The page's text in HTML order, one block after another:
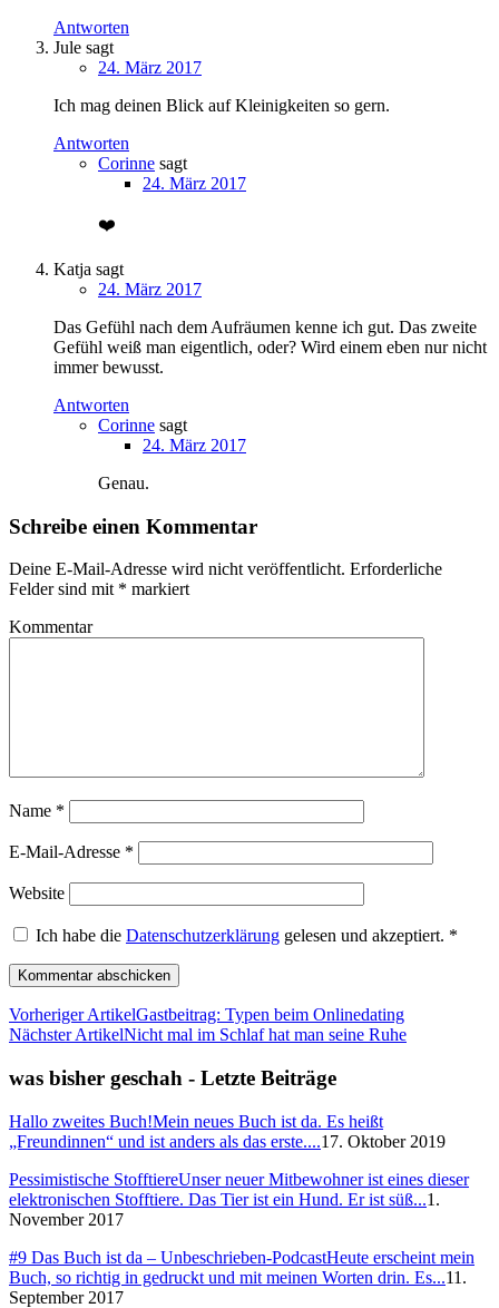
Antworten
Jule sagt
24. März 2017
Ich mag deinen Blick auf Kleinigkeiten so gern.
Antworten
Corinne sagt
24. März 2017
❤️
Katja sagt
24. März 2017
Das Gefühl nach dem Aufräumen kenne ich gut. Das zweite
Gefühl weiß man eigentlich, oder? Wird einem eben nur nicht
immer bewusst.
Antworten
Corinne sagt
24. März 2017
Genau.
Schreibe einen Kommentar
Deine E-Mail-Adresse wird nicht veröffentlicht. Erforderliche
Felder sind mit * markiert
Kommentar
Name *
E-Mail-Adresse *
Website
Ich habe die Datenschutzerklärung gelesen und akzeptiert. *
Vorheriger ArtikelGastbeitrag: Typen beim Onlinedating
Nächster ArtikelNicht mal im Schlaf hat man seine Ruhe
was bisher geschah - Letzte Beiträge
Hallo zweites Buch!Mein neues Buch ist da. Es heißt
„Freundinnen“ und ist anders als das erste....17. Oktober 2019
Pessimistische StofftiereUnser neuer Mitbewohner ist eines dieser
elektronischen Stofftiere. Das Tier ist ein Hund. Er ist süß...1.
November 2017
#9 Das Buch ist da – Unbeschrieben-PodcastHeute erscheint mein
Buch, so richtig in gedruckt und mit meinen Worten drin. Es...11.
September 2017